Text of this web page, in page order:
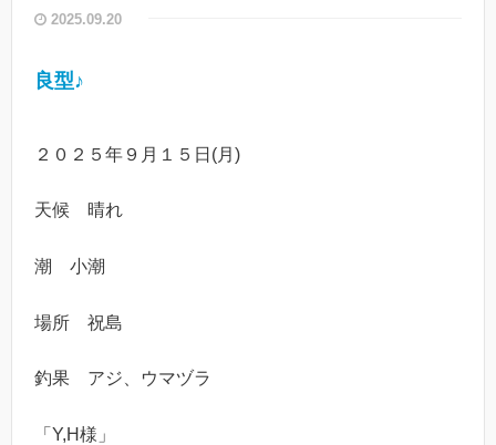
2025.09.20
良型♪
２０２５年９月１５日(月)
天候 晴れ
潮 小潮
場所 祝島
釣果 アジ、ウマヅラ
「Y,H様」